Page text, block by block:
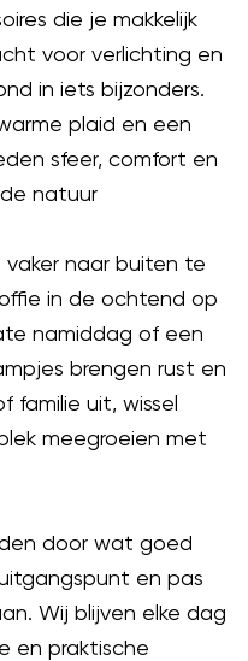
die je makkelijk
voor verlichting en
in iets bijzonders.
plaid en een
sfeer, comfort en
natuur
naar buiten te
in de ochtend op
namiddag of een
brengen rust en
familie uit, wissel
meegroeien met
door wat goed
en pas
Wij blijven elke dag
en praktische